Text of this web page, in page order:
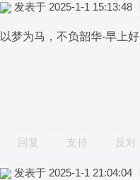
发表于 2025-1-1 15:13:48
以梦为马，不负韶华-早上好
回复 支持 反对
发表于 2025-1-1 21:04:04